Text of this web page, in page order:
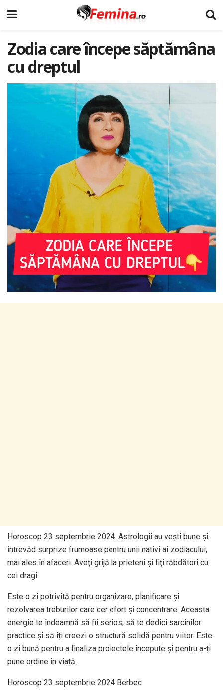
Zodia care începe săptămâna
cu dreptul
Horoscop 23 septembrie 2024. Astrologii au veşti bune şi
întrevăd surprize frumoase pentru unii nativi ai zodiacului,
mai ales în afaceri. Aveţi grijă la prieteni şi fiţi răbdători cu
cei dragi.
Este o zi potrivită pentru organizare, planificare și
rezolvarea treburilor care cer efort și concentrare. Aceasta
energie te îndeamnă să fii serios, să te dedici sarcinilor
practice și să îți creezi o structură solidă pentru viitor. Este
o zi bună pentru a finaliza proiectele începute și pentru a-ți
pune ordine în viață.
Horoscop 23 septembrie 2024 Berbec